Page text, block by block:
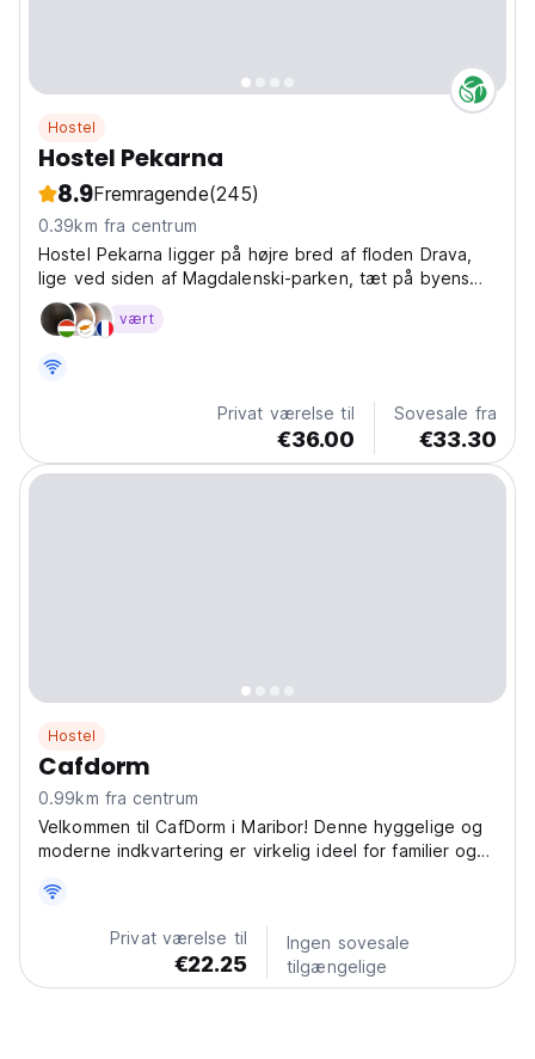
Hostel
Hostel Pekarna
8.9Fremragende(245)
0.39km fra centrum
Hostel Pekarna ligger på højre bred af floden Drava,
lige ved siden af ​​Magdalenski-parken, tæt på byens
centrum. Hostel Pekarna er en del af kulturcentret
Pekarna, et bygningskompleks, der plejede at være et
ungarske...
vært
Privat værelse til
€36.00
Sovesale fra
€33.30
Hostel
Cafdorm
0.99km fra centrum
Velkommen til CafDorm i Maribor! Denne hyggelige og
moderne indkvartering er virkelig ideel for familier og
Du vil elske vores værelser med aircondition, gratis
WiFi og praktiske faciliteter som vaskemaskine...
Privat værelse til
€22.25
Ingen sovesale
tilgængelige